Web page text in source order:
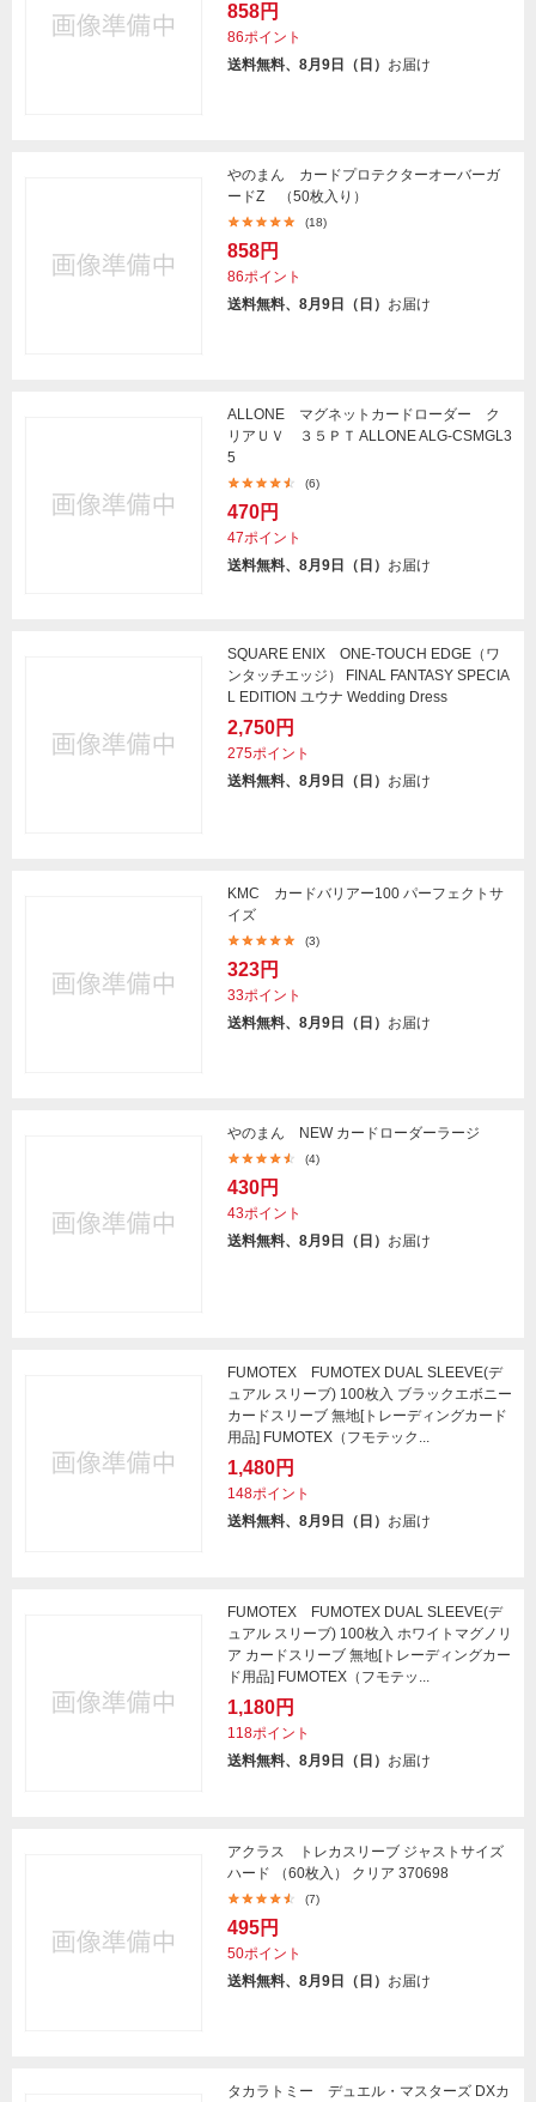
858円
86ポイント
送料無料、8月9日（日） お届け
やのまん カードプロテクターオーバーガ
ードZ （50枚入り）
(18)
858円
86ポイント
送料無料、8月9日（日） お届け
ALLONE マグネットカードローダー ク
リアＵＶ ３５ＰＴ ALLONE ALG-CSMGL3
5
(6)
470円
47ポイント
送料無料、8月9日（日） お届け
SQUARE ENIX ONE-TOUCH EDGE（ワ
ンタッチエッジ） FINAL FANTASY SPECIA
L EDITION ユウナ Wedding Dress
2,750円
275ポイント
送料無料、8月9日（日） お届け
KMC カードバリアー100 パーフェクトサ
イズ
(3)
323円
33ポイント
送料無料、8月9日（日） お届け
やのまん NEW カードローダーラージ
(4)
430円
43ポイント
送料無料、8月9日（日） お届け
FUMOTEX FUMOTEX DUAL SLEEVE(デ
ュアル スリーブ) 100枚入 ブラックエボニー
カードスリーブ 無地[トレーディングカード
用品] FUMOTEX（フモテック...
1,480円
148ポイント
送料無料、8月9日（日） お届け
FUMOTEX FUMOTEX DUAL SLEEVE(デ
ュアル スリーブ) 100枚入 ホワイトマグノリ
ア カードスリーブ 無地[トレーディングカー
ド用品] FUMOTEX（フモテッ...
1,180円
118ポイント
送料無料、8月9日（日） お届け
アクラス トレカスリーブ ジャストサイズ
ハード （60枚入） クリア 370698
(7)
495円
50ポイント
送料無料、8月9日（日） お届け
タカラトミー デュエル・マスターズ DXカ